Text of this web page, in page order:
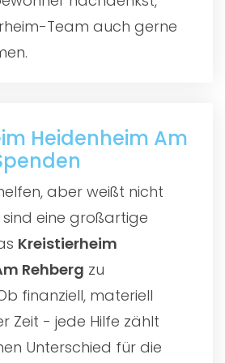
Team auch gerne
Heidenheim Am
aber weißt nicht
eine großartige
Kreistierheim
Rehberg zu
finanziell, materiell
Zeit - jede Hilfe zählt
Unterschied für die